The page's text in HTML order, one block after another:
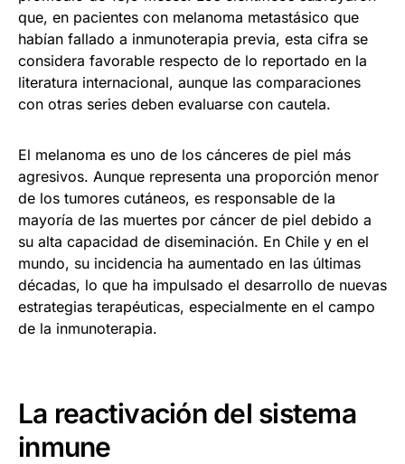
que, en pacientes con melanoma metastásico que
habían fallado a inmunoterapia previa, esta cifra se
considera favorable respecto de lo reportado en la
literatura internacional, aunque las comparaciones
con otras series deben evaluarse con cautela.
El melanoma es uno de los cánceres de piel más
agresivos. Aunque representa una proporción menor
de los tumores cutáneos, es responsable de la
mayoría de las muertes por cáncer de piel debido a
su alta capacidad de diseminación. En Chile y en el
mundo, su incidencia ha aumentado en las últimas
décadas, lo que ha impulsado el desarrollo de nuevas
estrategias terapéuticas, especialmente en el campo
de la inmunoterapia.
La reactivación del sistema
inmune